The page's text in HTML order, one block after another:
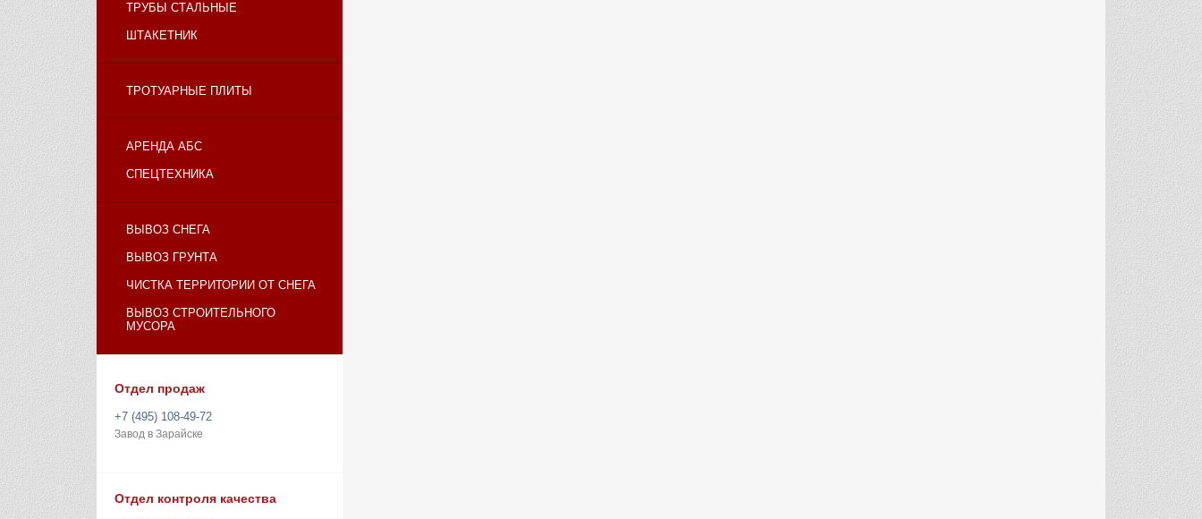
ТРУБЫ СТАЛЬНЫЕ
ШТАКЕТНИК
ТРОТУАРНЫЕ ПЛИТЫ
АРЕНДА АБС
СПЕЦТЕХНИКА
ВЫВОЗ СНЕГА
ВЫВОЗ ГРУНТА
ЧИСТКА ТЕРРИТОРИИ ОТ СНЕГА
ВЫВОЗ СТРОИТЕЛЬНОГО
МУСОРА
Отдел продаж
+7 (495) 108-49-72
Завод в Зарайске
Отдел контроля качества